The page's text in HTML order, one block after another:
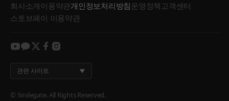
회사소개이용약관개인정보처리방침운영정책 고객센터
스토브페이 이용약관
youtube
kakaotwitterfacebook
instagram
관련 사이트
© Smilegate. All Rights Reserved.